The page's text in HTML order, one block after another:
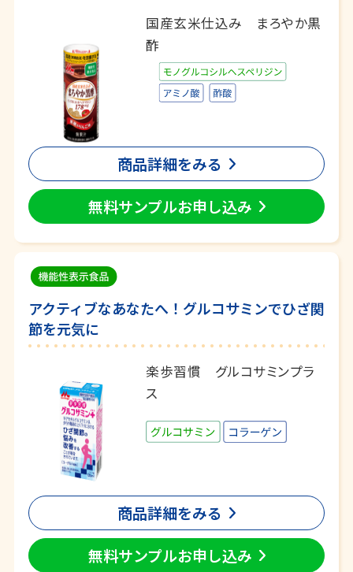
国産玄米仕込み まろやか黒
酢
商品詳細をみる
無料サンプルお申し込み
アクティブなあなたへ！グルコサミンでひざ関
節を元気に
楽歩習慣 グルコサミンプラ
ス
商品詳細をみる
無料サンプルお申し込み